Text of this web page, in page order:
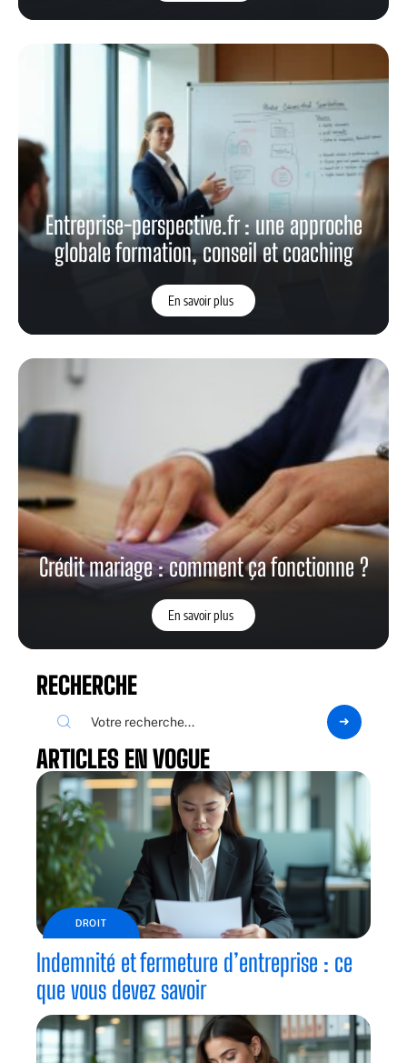
Entreprise-perspective.fr : une approche
globale formation, conseil et coaching
En savoir plus
Crédit mariage : comment ça fonctionne ?
En savoir plus
RECHERCHE
ARTICLES EN VOGUE
DROIT
Indemnité et fermeture d’entreprise : ce
que vous devez savoir